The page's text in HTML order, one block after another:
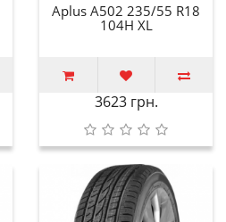
Aplus A502 235/55 R18
104H XL
3623 грн.